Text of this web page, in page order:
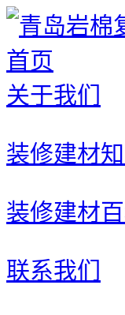
首页
关于我们
装修建材
装修建材
联系我们